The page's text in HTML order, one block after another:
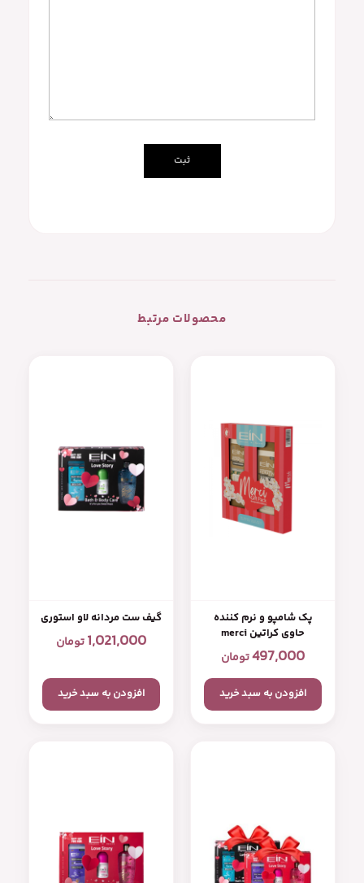
محصولات مرتبط
پک شامپو و نرم کننده
حاوی کراتین merci
497,000تومان
افزودن به سبد خرید
گیف ست مردانه لاو استوری
1,021,000تومان
افزودن به سبد خرید